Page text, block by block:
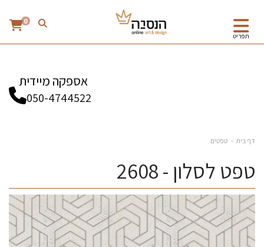
תפריט
0
אספקה מיידית
050-4744522
דף בית טפטים
טפט לסלון - 2608